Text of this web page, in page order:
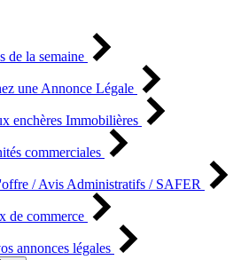
de la semaine
une Annonce Légale
enchères Immobilières
commerciales
/ Avis Administratifs / SAFER
de commerce
annonces légales